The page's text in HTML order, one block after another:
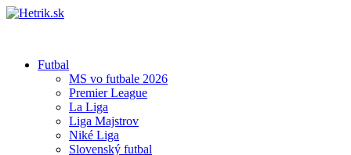
Futbal
MS vo futbale 2026
Premier League
La Liga
Liga Majstrov
Niké Liga
Slovenský futbal